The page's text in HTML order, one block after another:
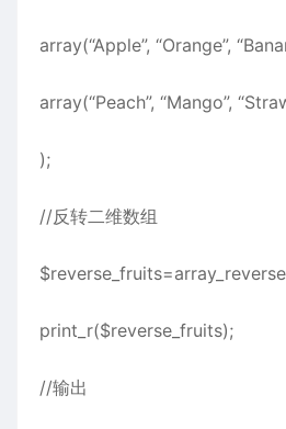
array(“Apple”, “Orange”,
array(“Peach”, “Mango”,
);
//反转二维数组
print_r($reverse_fruits);
//输出